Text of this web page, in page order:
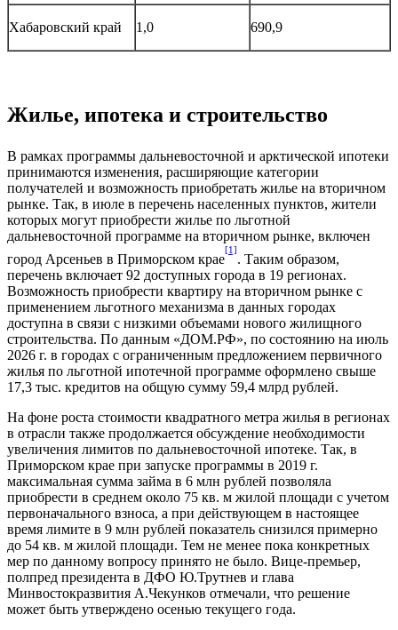
Хабаровский край 1,0 690,9
Жилье, ипотека и строительство
В рамках программы дальневосточной и арктической ипотеки
принимаются изменения, расширяющие категории
получателей и возможность приобретать жилье на вторичном
рынке. Так, в июле в перечень населенных пунктов, жители
которых могут приобрести жилье по льготной
дальневосточной программе на вторичном рынке, включен
город Арсеньев в Приморском крае
[1]
. Таким образом,
перечень включает 92 доступных города в 19 регионах.
Возможность приобрести квартиру на вторичном рынке с
применением льготного механизма в данных городах
доступна в связи с низкими объемами нового жилищного
строительства. По данным «ДОМ.РФ», по состоянию на июль
2026 г. в городах с ограниченным предложением первичного
жилья по льготной ипотечной программе оформлено свыше
17,3 тыс. кредитов на общую сумму 59,4 млрд рублей.
На фоне роста стоимости квадратного метра жилья в регионах
в отрасли также продолжается обсуждение необходимости
увеличения лимитов по дальневосточной ипотеке. Так, в
Приморском крае при запуске программы в 2019 г.
максимальная сумма займа в 6 млн рублей позволяла
приобрести в среднем около 75 кв. м жилой площади с учетом
первоначального взноса, а при действующем в настоящее
время лимите в 9 млн рублей показатель снизился примерно
до 54 кв. м жилой площади. Тем не менее пока конкретных
мер по данному вопросу принято не было. Вице-премьер,
полпред президента в ДФО Ю.Трутнев и глава
Минвостокразвития А.Чекунков отмечали, что решение
может быть утверждено осенью текущего года.